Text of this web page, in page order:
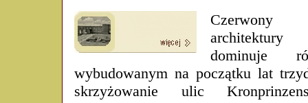
Czerwony
architektury
dominuje
wybudowanym na początku lat
skrzyżowanie ulic